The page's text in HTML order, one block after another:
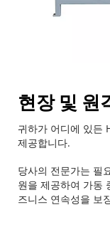
현장 및 원
귀하가 어디에 있든
제공합니다.
당사의 전문가는 필
원을 제공하여 가동
즈니스 연속성을 보